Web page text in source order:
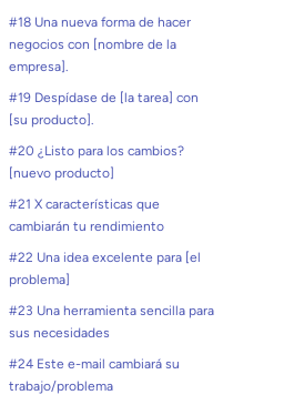
#18 Una nueva forma de hacer
negocios con [nombre de la
empresa].
#19 Despídase de [la tarea] con
[su producto].
#20 ¿Listo para los cambios?
[nuevo producto]
#21 X características que
cambiarán tu rendimiento
#22 Una idea excelente para [el
problema]
#23 Una herramienta sencilla para
sus necesidades
#24 Este e-mail cambiará su
trabajo/problema